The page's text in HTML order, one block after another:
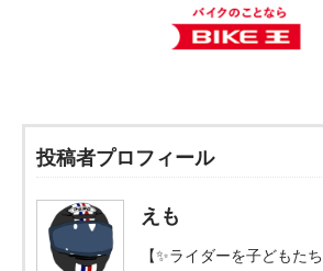
投稿者プロフィール
えも
【✨ライダーを子どもた